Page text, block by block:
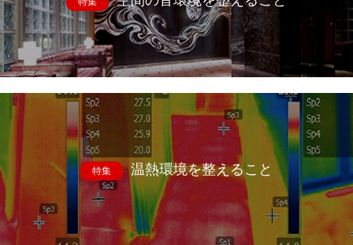
特集 温熱環境を整えること